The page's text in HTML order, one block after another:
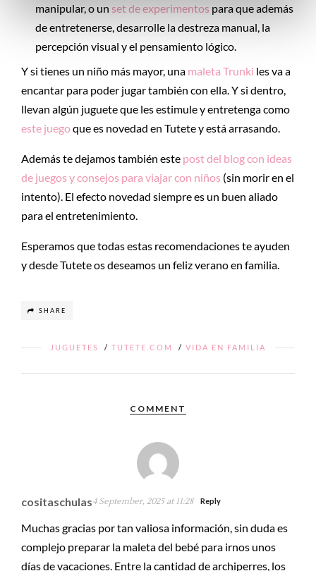
manipular, o un set de experimentos para que además
de entretenerse, desarrolle la destreza manual, la
percepción visual y el pensamiento lógico.
Y si tienes un niño más mayor, una maleta Trunki les va a
encantar para poder jugar también con ella. Y si dentro,
llevan algún juguete que les estimule y entretenga como
este juegoque es novedad en Tutete y está arrasando.
Además te dejamos también este post del blog con ideas
de juegos y consejos para viajar con niños (sin morir en el
intento). El efecto novedad siempre es un buen aliado
para el entretenimiento.
Esperamos que todas estas recomendaciones te ayuden
y desde Tutete os deseamos un feliz verano en familia.
SHARE
JUGUETES / TUTETE.COM / VIDA EN FAMILIA
COMMENT
cositaschulas4 September, 2025 at 11:28 Reply
Muchas gracias por tan valiosa información, sin duda es
complejo preparar la maleta del bebé para irnos unos
días de vacaciones. Entre la cantidad de archiperres, los